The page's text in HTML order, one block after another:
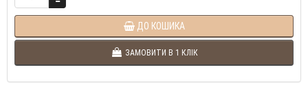
ДО КОШИКА
ЗАМОВИТИ В 1 КЛІК